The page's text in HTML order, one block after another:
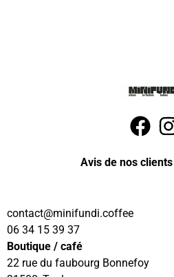
Avis de nos clients
contact@minifundi.coffee
06 34 15 39 37
Boutique / café
22 rue du faubourg Bonnefoy